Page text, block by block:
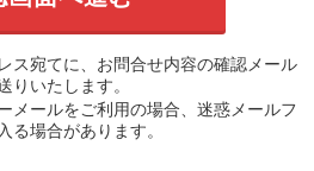
ス宛てに、お問合せ内容の確認メール
りいたします。
メールをご利用の場合、迷惑メールフ
る場合があります。